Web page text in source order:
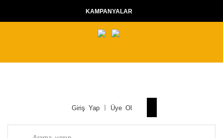
KAMPANYALAR
Giriş Yap Üye Ol